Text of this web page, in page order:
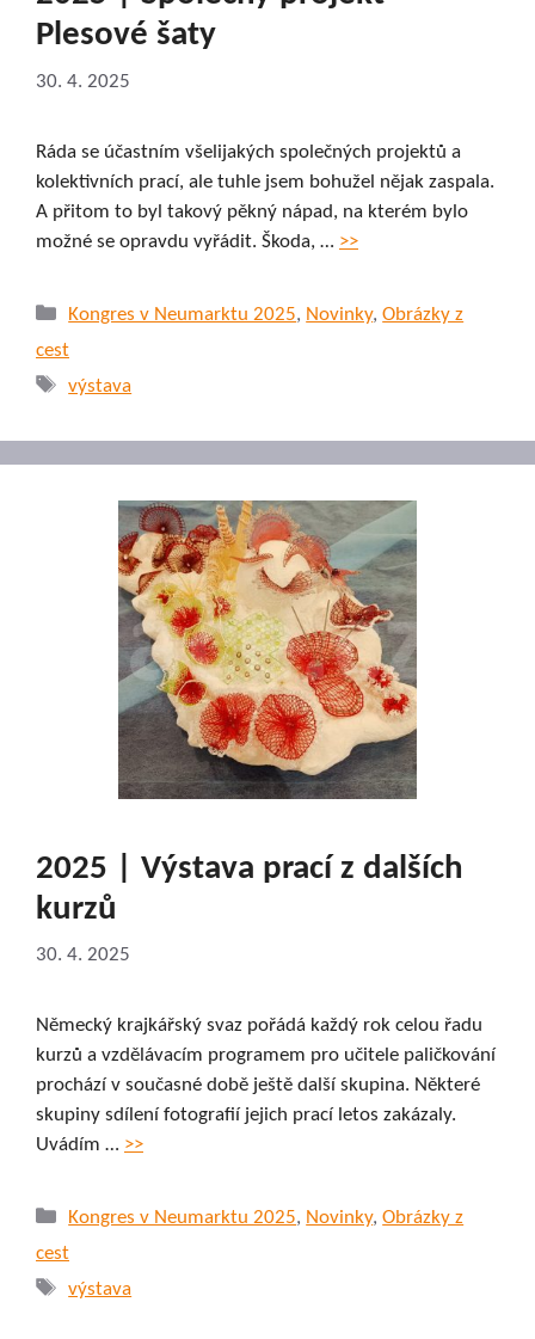
Plesové šaty
30. 4. 2025
Ráda se účastním všelijakých společných projektů a
kolektivních prací, ale tuhle jsem bohužel nějak zaspala.
A přitom to byl takový pěkný nápad, na kterém bylo
možné se opravdu vyřádit. Škoda, … >>
Rubriky
Kongres v Neumarktu 2025, Novinky,Obrázky z
cest
Štítky
výstava
2025 | Výstava prací z dalších
kurzů
30. 4. 2025
Německý krajkářský svaz pořádá každý rok celou řadu
kurzů a vzdělávacím programem pro učitele paličkování
prochází v současné době ještě další skupina. Některé
skupiny sdílení fotografií jejich prací letos zakázaly.
Uvádím … >>
Rubriky
Kongres v Neumarktu 2025, Novinky,Obrázky z
cest
Štítky
výstava